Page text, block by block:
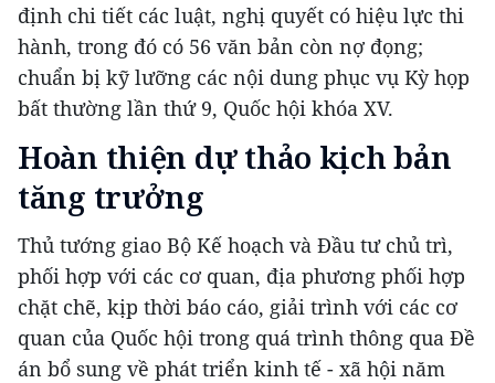
định chi tiết các luật, nghị quyết có hiệu lực thi
hành, trong đó có 56 văn bản còn nợ đọng;
chuẩn bị kỹ lưỡng các nội dung phục vụ Kỳ họp
bất thường lần thứ 9, Quốc hội khóa XV.
Hoàn thiện dự thảo kịch bản
tăng trưởng
Thủ tướng giao Bộ Kế hoạch và Đầu tư chủ trì,
phối hợp với các cơ quan, địa phương phối hợp
chặt chẽ, kịp thời báo cáo, giải trình với các cơ
quan của Quốc hội trong quá trình thông qua Đề
án bổ sung về phát triển kinh tế - xã hội năm